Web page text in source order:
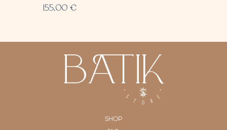
155,00 €
SHOP